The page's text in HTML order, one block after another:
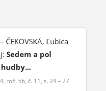
ČEKOVSKÁ, Ľubica
Sedem a pol
roč. 56, č. 11, s. 24 – 27